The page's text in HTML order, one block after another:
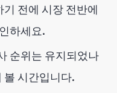
전에 시장 전반에
하세요.
순위는 유지되었나
볼 시간입니다.